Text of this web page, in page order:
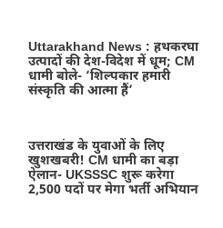
Uttarakhand News : हथकरघा
उत्पादों की देश-विदेश में धूम; CM
धामी बोले- ‘शिल्पकार हमारी
संस्कृति की आत्मा हैं’
उत्तराखंड के युवाओं के लिए
खुशखबरी! CM धामी का बड़ा
ऐलान- UKSSSC शुरू करेगा
2,500 पदों पर मेगा भर्ती अभियान